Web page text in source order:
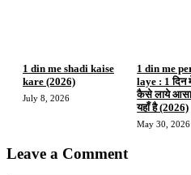
1 din me shadi kaise
kare (2026)
July 8, 2026
1 din me
laye : 1 दिन
कैसे लाये
यहाँ है (2026)
May 30, 2026
Leave a Comment